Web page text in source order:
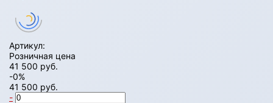
Артикул:
Розничная цена
41 500 руб.
-0%
41 500 руб.
-